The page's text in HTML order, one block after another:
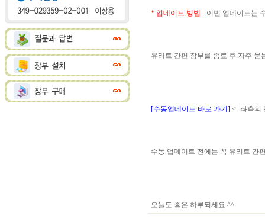
* 업데이트 방법 - 이번 업데이트는
유리트 간편 장부를 종료 후 자주
[수동업데이트 바로 가기] <- 좌측의
수동 업데이트 전에는 꼭 유리트 간
오늘도 좋은 하루되세요 ^^